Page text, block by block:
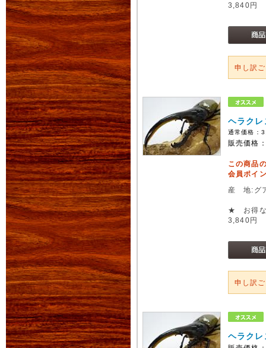
3,840円
申し訳
ヘラク
通常価格：
販売価格
この商品
会員ポイ
産 地:グ
★ お得
3,840円
申し訳
ヘラク